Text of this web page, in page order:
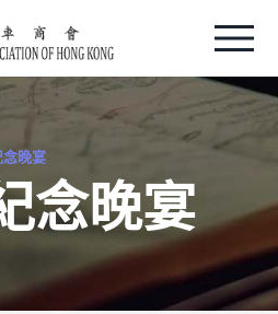
晚宴
念晚宴